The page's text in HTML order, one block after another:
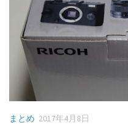
まとめ 2017年4月8日